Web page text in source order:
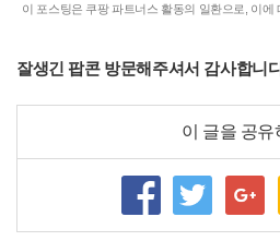
이 포스팅은 쿠팡 파트너스 활동의 일환으로, 이
잘생긴 팝콘 방문해주셔서 감사합니
이 글을 공유